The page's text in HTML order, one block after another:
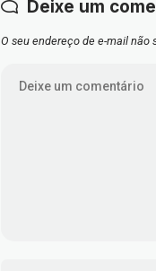
Deixe um
O seu endereço de e-mail não